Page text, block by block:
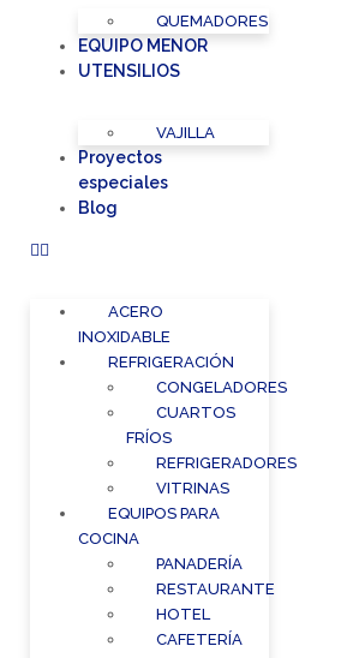
QUEMADORES
EQUIPO MENOR
UTENSILIOS
VAJILLA
Proyectos
especiales
Blog
ACERO
INOXIDABLE
REFRIGERACIÓN
CONGELADORES
CUARTOS
FRÍOS
REFRIGERADORES
VITRINAS
EQUIPOS PARA
COCINA
PANADERÍA
RESTAURANTE
HOTEL
CAFETERÍA